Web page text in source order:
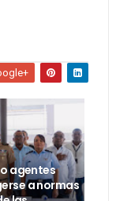
agentes
a normas